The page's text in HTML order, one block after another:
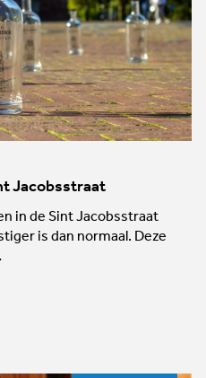
Jacobsstraat
in de Sint Jacobsstraat
is dan normaal. Deze